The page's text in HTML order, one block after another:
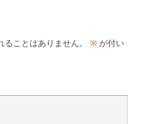
ことはありません。 ※が付い